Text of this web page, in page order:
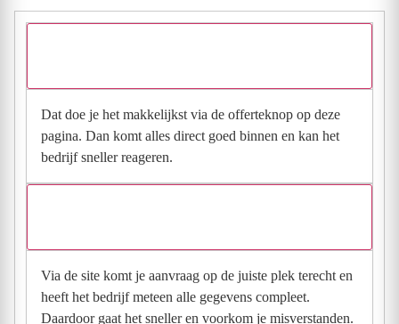
Dat doe je het makkelijkst via de offerteknop op deze
pagina. Dan komt alles direct goed binnen en kan het
bedrijf sneller reageren.
Via de site komt je aanvraag op de juiste plek terecht en
heeft het bedrijf meteen alle gegevens compleet.
Daardoor gaat het sneller en voorkom je misverstanden.